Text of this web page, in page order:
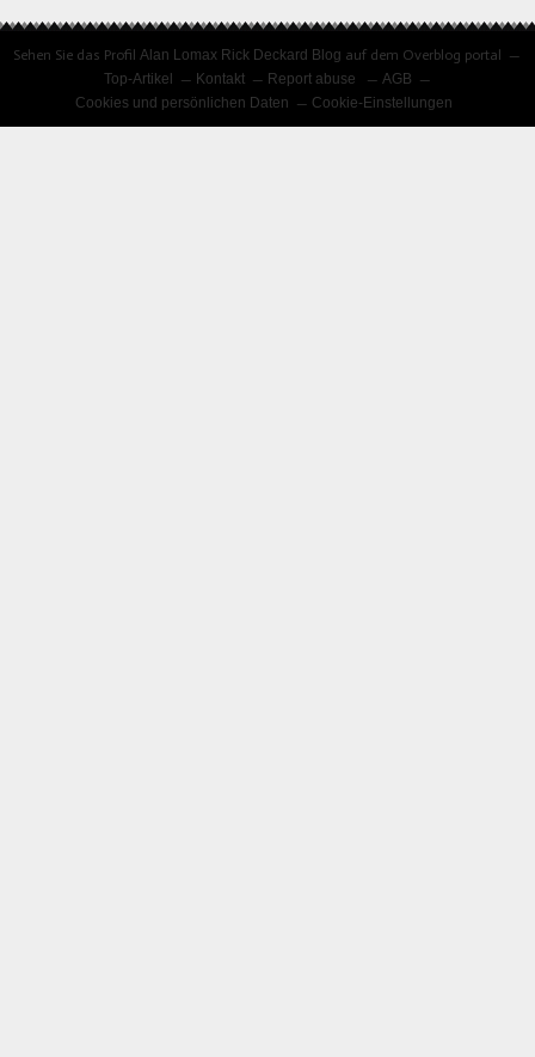
Sehen Sie das ProfilAlan Lomax Rick Deckard Blog auf dem Overblog portal
Top-Artikel
Kontakt Report abuse
AGB
Cookies und persönlichen Daten
Cookie-Einstellungen